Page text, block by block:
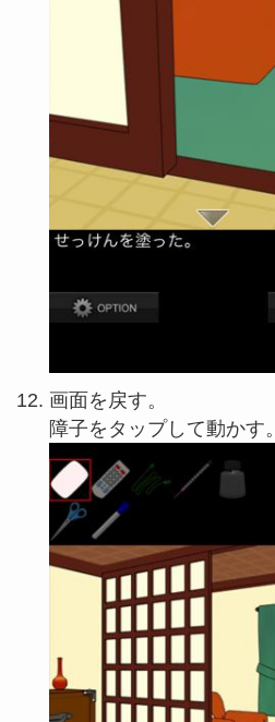
画面を戻す。
障子をタップして動かす。